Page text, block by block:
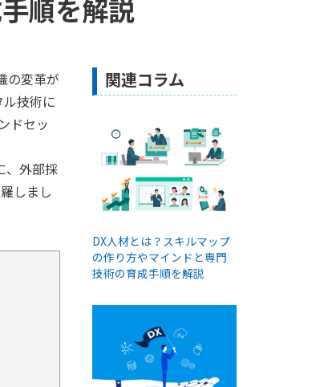
順を解説
の変革が
技術に
ドセッ
、外部採
しまし
関連コラム
DX人材とは？スキルマップ
の作り方やマインドと専門
技術の育成手順を解説